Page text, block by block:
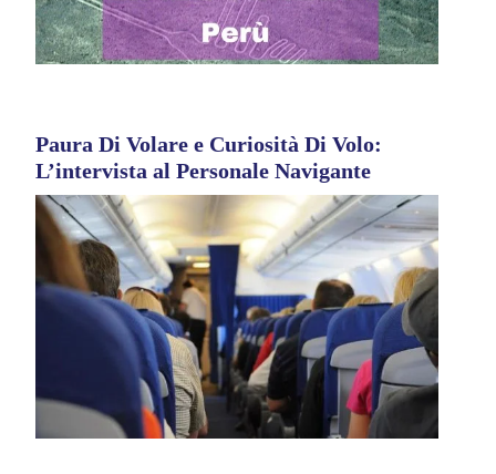
Paura Di Volare e Curiosità Di Volo:
L’intervista al Personale Navigante